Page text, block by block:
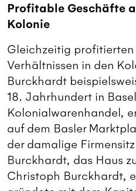
Profitable Geschäfte
Kolonie
Gleichzeitig profitierten
Verhältnissen in den
Burckhardt
18. Jahrhundert in Basel
Kolonialwarenhandel,
auf dem Basler
der damalige
Burckhardt, das Haus
Christoph Burckhardt,